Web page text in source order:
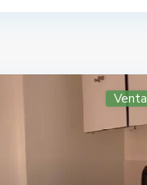
Venta